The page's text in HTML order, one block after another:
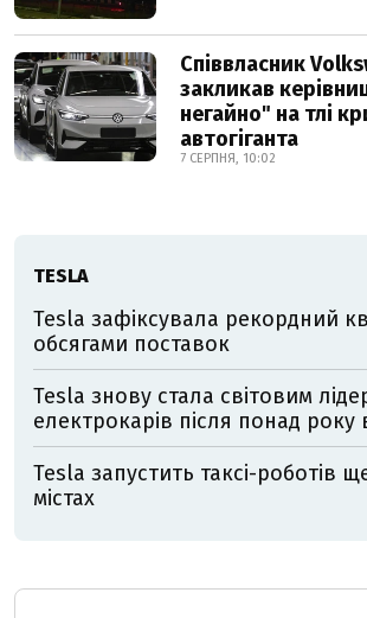
Співвласник
закликав
негайно" на тлі
автогіганта
7 СЕРПНЯ, 10:02
TESLA
Tesla зафіксувала рекордний
обсягами поставок
Tesla знову стала світовим
електрокарів після понад року
Tesla запустить таксі-роботів
містах